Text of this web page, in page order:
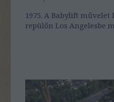
1975. A Babylift
repülőn Los Angelesbe